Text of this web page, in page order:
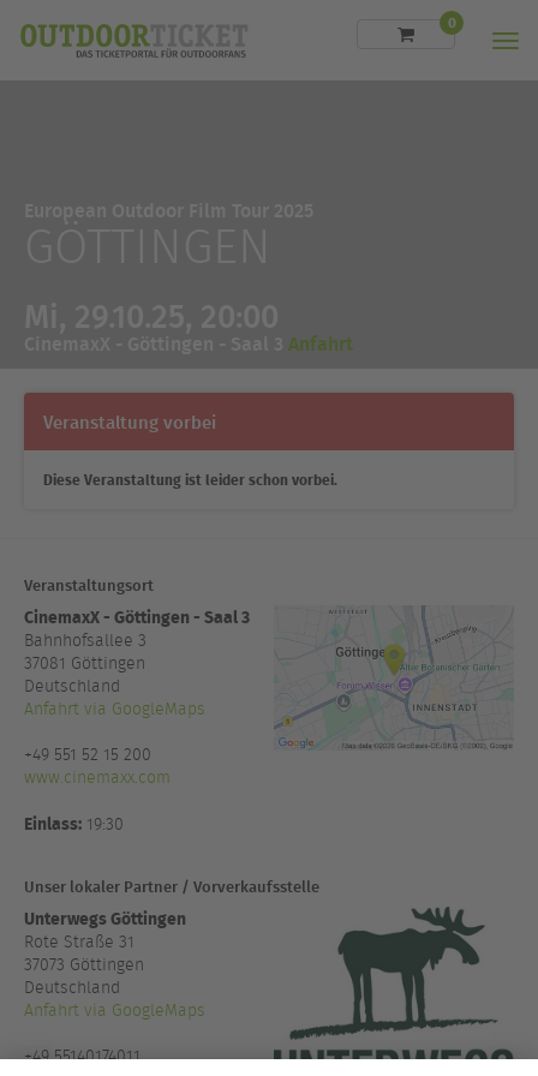
0
Anfahrt
Veranstaltung vorbei
Diese Veranstaltung ist leider schon vorbei.
Veranstaltungsort
CinemaxX - Göttingen - Saal 3
Bahnhofsallee 3
37081 Göttingen
Deutschland
Anfahrt via GoogleMaps
+49 551 52 15 200
www.cinemaxx.com
Einlass: 19:30
Unser lokaler Partner / Vorverkaufsstelle
Unterwegs Göttingen
Rote Straße 31
37073 Göttingen
Deutschland
Anfahrt via GoogleMaps
+49 55140174011